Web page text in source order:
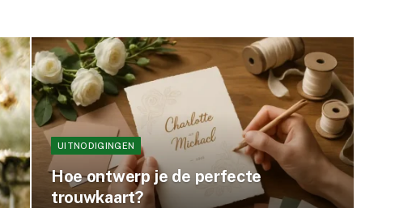
UITNODIGINGEN
Hoe ontwerp je de perfecte
trouwkaart?